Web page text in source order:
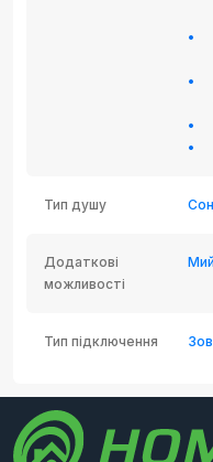
Тип душу
Додаткові
можливості
Тип підключення